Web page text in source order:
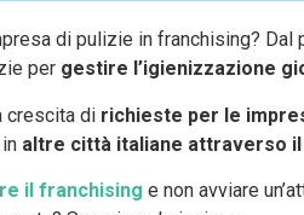
di pulizie in franchising?
per gestire l’igienizzazione
crescita di richieste per le
altre città italiane attraverso
il franchising e non avviare